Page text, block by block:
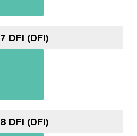
7 DFI (DFI)
8 DFI (DFI)